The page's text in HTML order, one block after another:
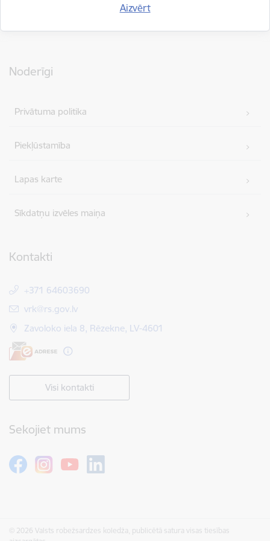
Aizvērt
Noderīgi
Privātuma politika
Piekļūstamība
Lapas karte
Sīkdatņu izvēles maiņa
Kontakti
+371 64603690
E-pasts:
vrk@rs.gov.lv
Zavoloko iela 8, Rēzekne, LV-4601
Visi kontakti
Sekojiet mums
© 2026 Valsts robežsardzes koledža, publicētā satura visas tiesības